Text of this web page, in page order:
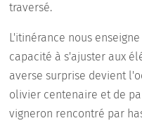
traversé.
L'itinérance nous
capacité à s'ajuster aux
averse surprise devient
olivier centenaire et de
vigneron rencontré par